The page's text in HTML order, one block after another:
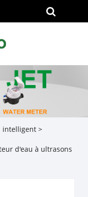
intelligent>
d'eau à ultrasons